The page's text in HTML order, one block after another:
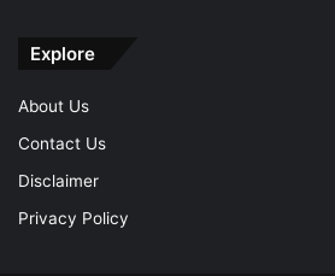
Explore
About Us
Contact Us
Disclaimer
Privacy Policy